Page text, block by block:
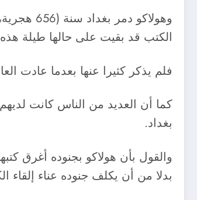
الكتب قد بقيت على حالها طيلة
فلم يذكر كثيرا عنها بعدما عادت
كما أن العديد من الناس كانت
بغداد.
والقول بأن هولاكو بجنوده أغرق
بدلا من أن يكلف جنوده عناء إلقاء